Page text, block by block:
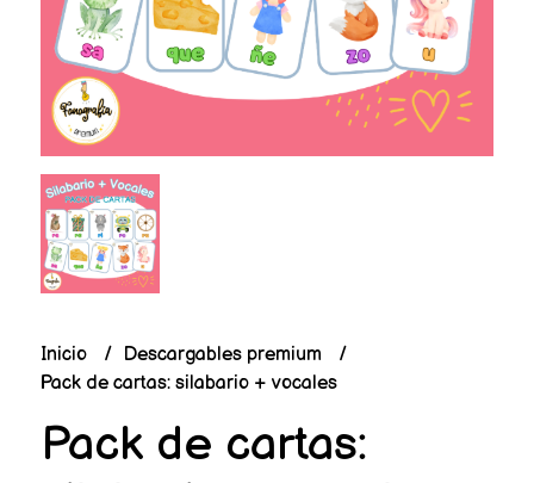
Inicio
Descargables premium
Pack de cartas: silabario + vocales
Pack de cartas: